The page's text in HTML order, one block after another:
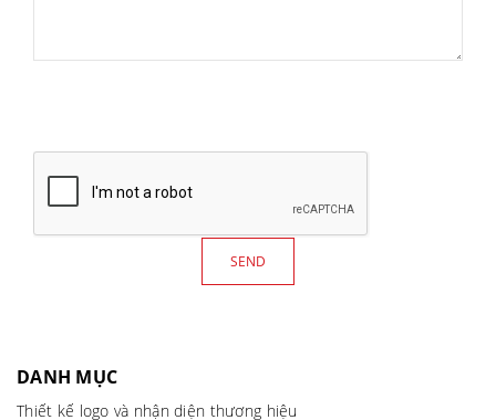
DANH MỤC
Thiết kế logo và nhận diện thương hiệu